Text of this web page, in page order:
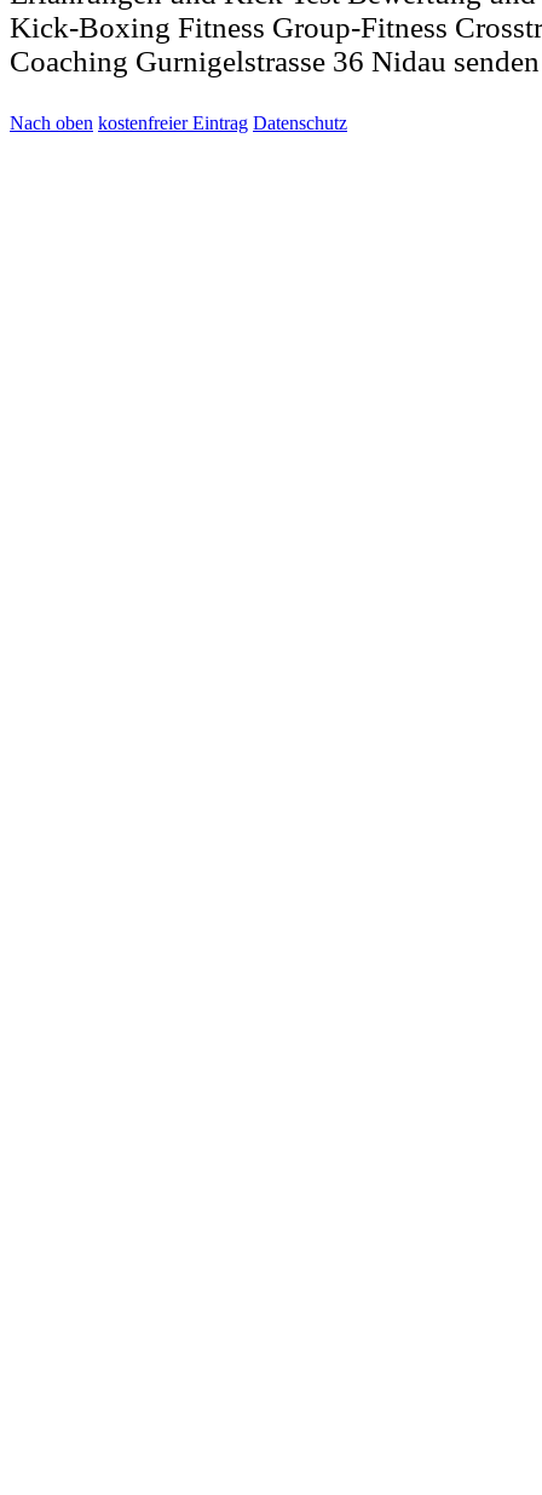
Kick-Boxing Fitness Group-Fitness
Coaching Gurnigelstrasse 36 Nidau
Nach oben kostenfreier Eintrag Datenschutz